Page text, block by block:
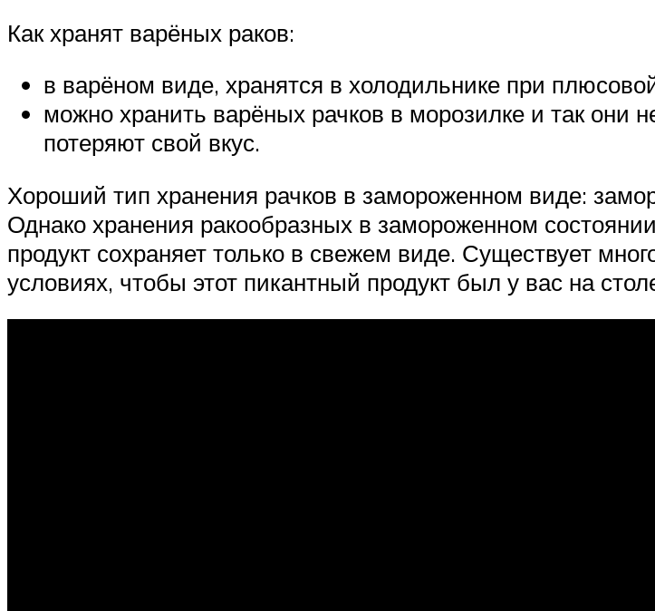
Как хранят варёных раков:
в варёном виде, хранятся в холодильнике при
можно хранить варёных рачков в морозилке и так они
потеряют свой вкус.
Хороший тип хранения рачков в замороженном виде:
Однако хранения ракообразных в замороженном
продукт сохраняет только в свежем виде. Существует
условиях, чтобы этот пикантный продукт был у вас на